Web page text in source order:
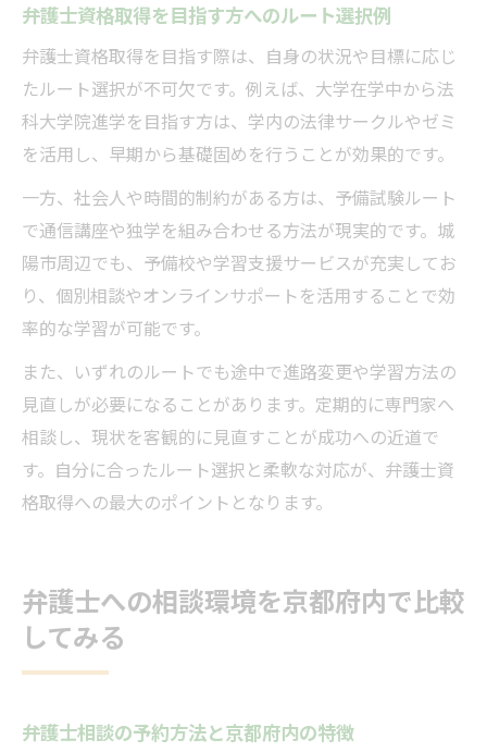
弁護士資格取得を目指す方へのルート選択例
弁護士資格取得を目指す際は、自身の状況や目標に応じ
たルート選択が不可欠です。例えば、大学在学中から法
科大学院進学を目指す方は、学内の法律サークルやゼミ
を活用し、早期から基礎固めを行うことが効果的です。
一方、社会人や時間的制約がある方は、予備試験ルート
で通信講座や独学を組み合わせる方法が現実的です。城
陽市周辺でも、予備校や学習支援サービスが充実してお
り、個別相談やオンラインサポートを活用することで効
率的な学習が可能です。
また、いずれのルートでも途中で進路変更や学習方法の
見直しが必要になることがあります。定期的に専門家へ
相談し、現状を客観的に見直すことが成功への近道で
す。自分に合ったルート選択と柔軟な対応が、弁護士資
格取得への最大のポイントとなります。
弁護士への相談環境を京都府内で比較
してみる
弁護士相談の予約方法と京都府内の特徴